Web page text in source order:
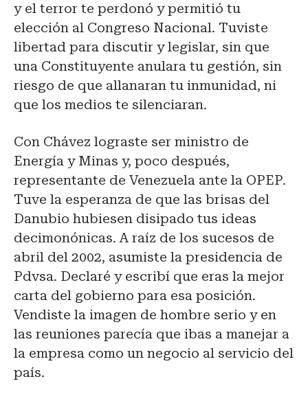
y el terror te perdonó y permitió tu
elección al Congreso Nacional. Tuviste
libertad para discutir y legislar, sin que
una Constituyente anulara tu gestión, sin
riesgo de que allanaran tu inmunidad, ni
que los medios te silenciaran.
Con Chávez lograste ser ministro de
Energía y Minas y, poco después,
representante de Venezuela ante la OPEP.
Tuve la esperanza de que las brisas del
Danubio hubiesen disipado tus ideas
decimonónicas. A raíz de los sucesos de
abril del 2002, asumiste la presidencia de
Pdvsa. Declaré y escribí que eras la mejor
carta del gobierno para esa posición.
Vendiste la imagen de hombre serio y en
las reuniones parecía que ibas a manejar a
la empresa como un negocio al servicio del
país.